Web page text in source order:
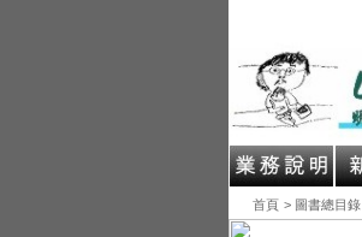
首頁 > 圖書總目錄